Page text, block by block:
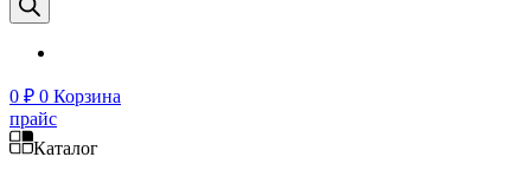
0 ₽ 0 Корзина
прайс
Каталог